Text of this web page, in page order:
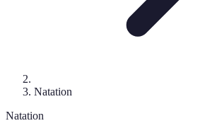
Natation
Natation